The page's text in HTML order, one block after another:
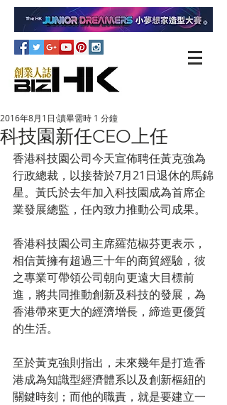
科技園新任CEO上任
2016年8月1日 讀畢需時 1 分鐘
香港科技園公司今天宣佈聘任黃克強為
行政總裁，以接替於7月21日退休的馬錦
星。黃氏於去年加入科技園成為首席企
業發展總監，任內致力推動公司成果。
香港科技園公司主席羅范椒芬更表示，
相信黃擁有超過三十年的商貿經驗，彼
之專業可帶領公司朝向更遠大目標前
進，將共同推動創新及科技的發展，為
香港帶來更大的經濟增長，締造更優質
的生活。
至於黃克強則指出，未來幾年是打造香
港成為知識型經濟體系以及創新樞紐的
關鍵時刻；而他的職責，就是要建立一